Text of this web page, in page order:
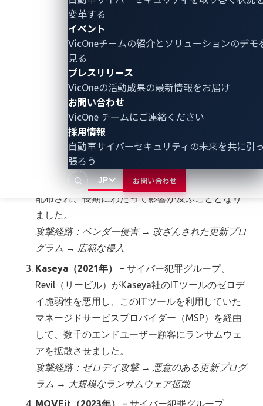
変革する
イベント
VicOneチームの紹介とソリューションのデモ
見る
プレスリリース
VicOneの活動成果の最新情報をお届け
お問い合わせ
VicOne チームにご連絡ください
採用情報
自動車サイバーセキュリティの未来を共に引
張ろう
JP お問い合わせ
から認証情報を盗み、Target社のネットワークに
侵入。マルウェアを仕掛け、4,000万件のクレジッ
トカード番号を盗み出しました。
攻撃経路：ベンダーへのフィッシング → ネットワ
ークピボット → マルウェア展開
SolarWinds（2020年）
の内部ネットワークに侵入し、同社が提供するIT
インフラ監視・管理ソフトウェア「Orion」プラ
ットフォームのソースコードにマルウェアを埋め
込みました。結果、改ざんされた更新プログラム
が、米国政府機関を含む18,000以上の顧客組織に
配布され、長期にわたって影響が及ぶこととなり
ました。
攻撃経路：ベンダー侵害 → 改ざんされた更新プロ
グラム → 広範な侵入
Kaseya（2021年）
– サイバー犯罪グループ、
Revil（リービル）がKaseya社のITツールのゼロデ
イ脆弱性を悪用し、このITツールを利用していた
マネージドサービスプロバイダー（MSP）を経由
して、数千のエンドユーザー顧客にランサムウェ
アを拡散させました。
攻撃経路：ゼロデイ攻撃 → 悪意のある更新プログ
ラム → 大規模なランサムウェア拡散
MOVEit（2023年）
– サイバー犯罪グループ、